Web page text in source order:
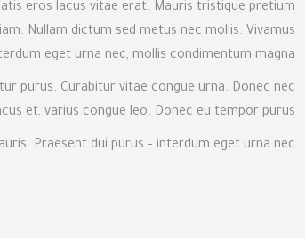
eros lacus vitae erat. Mauris tristique pretium
Nullam dictum sed metus nec mollis. Vivamus
eget urna nec, mollis condimentum magna.
purus. Curabitur vitae congue urna. Donec nec
et, varius congue leo. Donec eu tempor purus.
Praesent dui purus – interdum eget urna nec!